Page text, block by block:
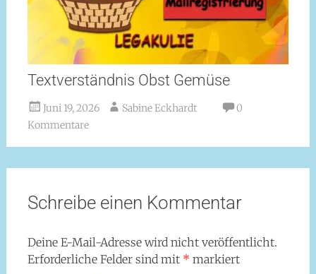
Textverständnis Obst Gemüse
Juni 19, 2026 Sabine Eckhardt
0
Kommentare
Schreibe einen Kommentar
Deine E-Mail-Adresse wird nicht veröffentlicht.
Erforderliche Felder sind mit * markiert